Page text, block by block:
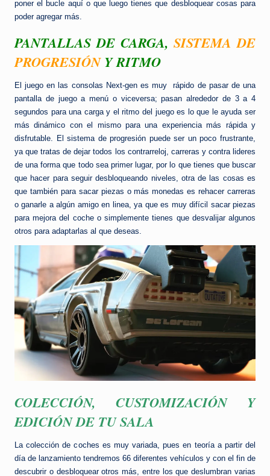
poner el bucle aquí o que luego tienes que desbloquear cosas para
poder agregar más.
PANTALLAS DE CARGA,SISTEMA DE
PROGRESIÓNY RITMO
El juego en las consolas Next-gen es muy rápido de pasar de una
pantalla de juego a menú o viceversa; pasan alrededor de 3 a 4
segundos para una carga y el ritmo del juego es lo que le ayuda ser
más dinámico con el mismo para una experiencia más rápida y
disfrutable. El sistema de progresión puede ser un poco frustrante,
ya que tratas de dejar todos los contrarreloj, carreras y contra lideres
de una forma que todo sea primer lugar, por lo que tienes que buscar
que hacer para seguir desbloqueando niveles, otra de las cosas es
que también para sacar piezas o más monedas es rehacer carreras
o ganarle a algún amigo en linea, ya que es muy difícil sacar piezas
para mejora del coche o simplemente tienes que desvalijar algunos
otros para adaptarlas al que deseas.
COLECCIÓN, CUSTOMIZACIÓN Y
EDICIÓN DE TU SALA
La colección de coches es muy variada, pues en teoría a partir del
día de lanzamiento tendremos 66 diferentes vehículos y con el fin de
descubrir o desbloquear otros más, entre los que deslumbran varias